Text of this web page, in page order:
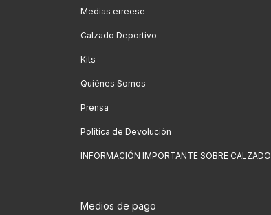
Medias erreese
Calzado Deportivo
Kits
Quiénes Somos
Prensa
Política de Devolución
INFORMACIÓN IMPORTANTE SOBRE CALZADO
Medios de pago